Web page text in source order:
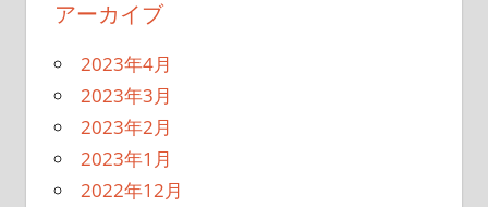
アーカイブ
2023年4月
2023年3月
2023年2月
2023年1月
2022年12月